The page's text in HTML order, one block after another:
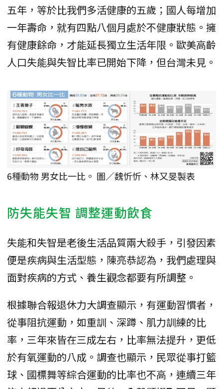
五年，等於比我們多活健康的五歲；國人每增加
一年壽命，就有四點八個月處於不健康狀態。擁
有健康餘命，才能延長獨立生活年限。歐美高齡
人口失能與失智比率已開始下降，但台灣未見。
6種動物 男女比一比。 圖／魏忻忻、林又旻製表
防失能失智 調整運動飲食
失能和失智是老後生活品質兩大殺手，引發因素
便是疾病與生活型態，陳亮恭認為，我們處理與
面對疾病的方式、養生觀念都要有所調整。
根據聯合報退休力大調查顯示，有運動習慣者，
從事阻抗運動，如重訓、深蹲、肌力訓練的比
率，三年來皆在三成左右，比率無法提升，更低
於有氧運動的八成。調查也顯示，民眾從事打籃
球、國標舞等綜合運動的比率也不高，連續三年